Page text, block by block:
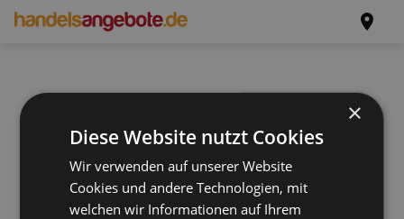
×
Diese Website nutzt Cookies
Wir verwenden auf unserer Website
Cookies und andere Technologien, mit
welchen wir Informationen auf Ihrem